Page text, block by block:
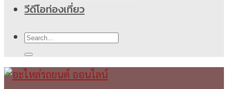
วีดีโอท่องเที่ยว